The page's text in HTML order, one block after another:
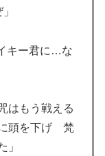
キー君に…な
はもう戦える
頭を下げ 梵
」